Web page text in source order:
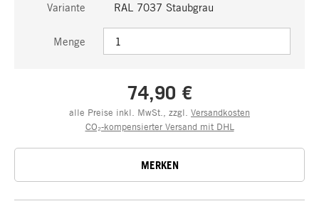
Variante RAL 7037 Staubgrau
Menge
74,90 €
alle Preise inkl. MwSt., zzgl. Versandkosten
CO₂-kompensierter Versand mit DHL
MERKEN